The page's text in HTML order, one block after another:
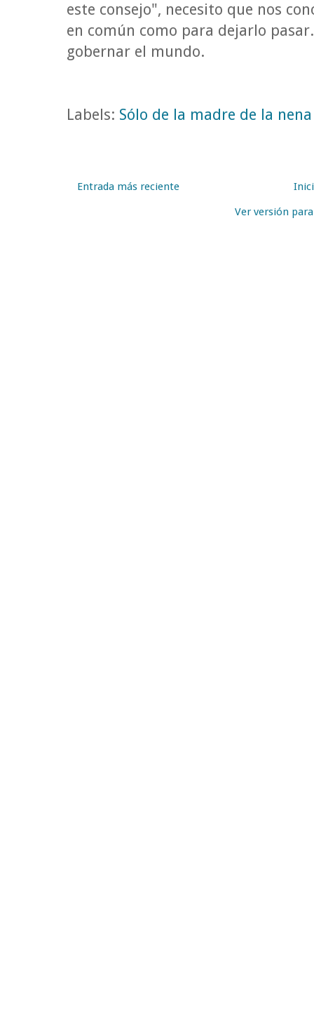
este consejo", necesito que nos
en común como para dejarlo
gobernar el mundo.
Labels: Sólo de la madre de la nena
Entrada más reciente
Ver versión